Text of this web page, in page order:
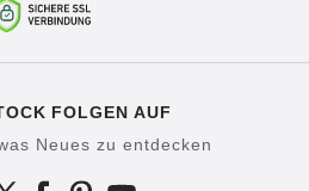
FOLGEN AUF
Neues zu entdecken